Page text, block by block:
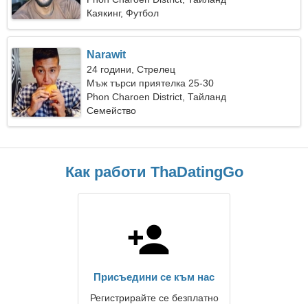
Каякинг, Футбол
Narawit
24 години, Стрелец
Мъж търси приятелка 25-30
Phon Charoen District, Тайланд
Семейство
Как работи ThaDatingGo
Присъедини се към нас
Регистрирайте се безплатно